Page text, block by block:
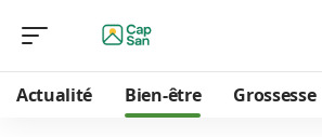
Actualité Bien-être Grossesse